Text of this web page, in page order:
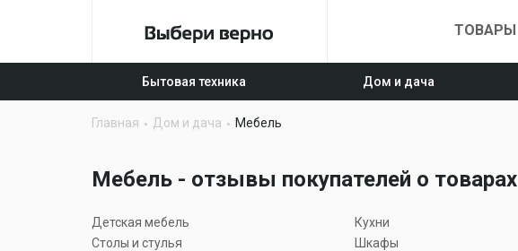
ТОВАРЫ
Бытовая техника Дом и дача
Главная Дом и дача Мебель
Мебель - отзывы покупателей о товарах
Детская мебель Кухни
Столы и стулья
Шкафы